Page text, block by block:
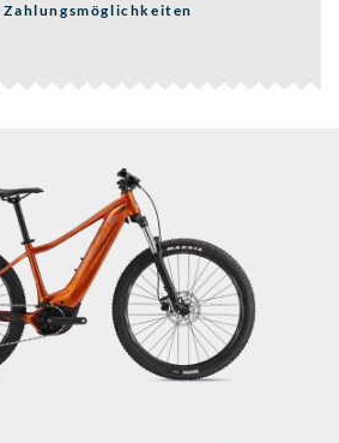
Zahlungsmöglichkeiten